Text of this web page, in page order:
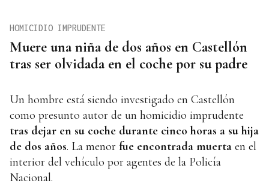
Muere una niña de dos años en Castellón
tras ser olvidada en el coche por su padre
HOMICIDIO IMPRUDENTE
Un hombre está siendo investigado en Castellón
como presunto autor de un homicidio imprudente
tras dejar en su coche durante cinco horas a su hija
de dos años. La menor fue encontrada muerta en el
interior del vehículo por agentes de la Policía
Nacional.